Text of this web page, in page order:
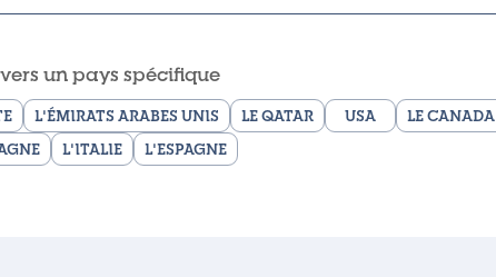
un pays spécifique
L'ÉMIRATS ARABES UNIS LE QATAR USA LE CANADA
L'ITALIE L'ESPAGNE